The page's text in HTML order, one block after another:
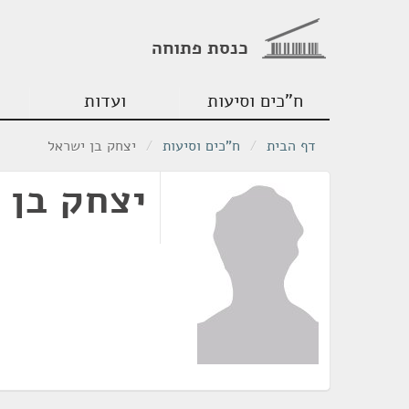
כנסת פתוחה
ח"כים וסיעות ועדות
דף הבית / ח"כים וסיעות / יצחק בן ישראל
יצחק